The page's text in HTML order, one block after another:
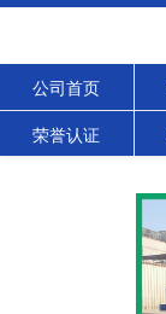
公司首页
荣誉认证